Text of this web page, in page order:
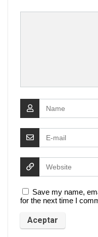
Save my name,
for the next time I